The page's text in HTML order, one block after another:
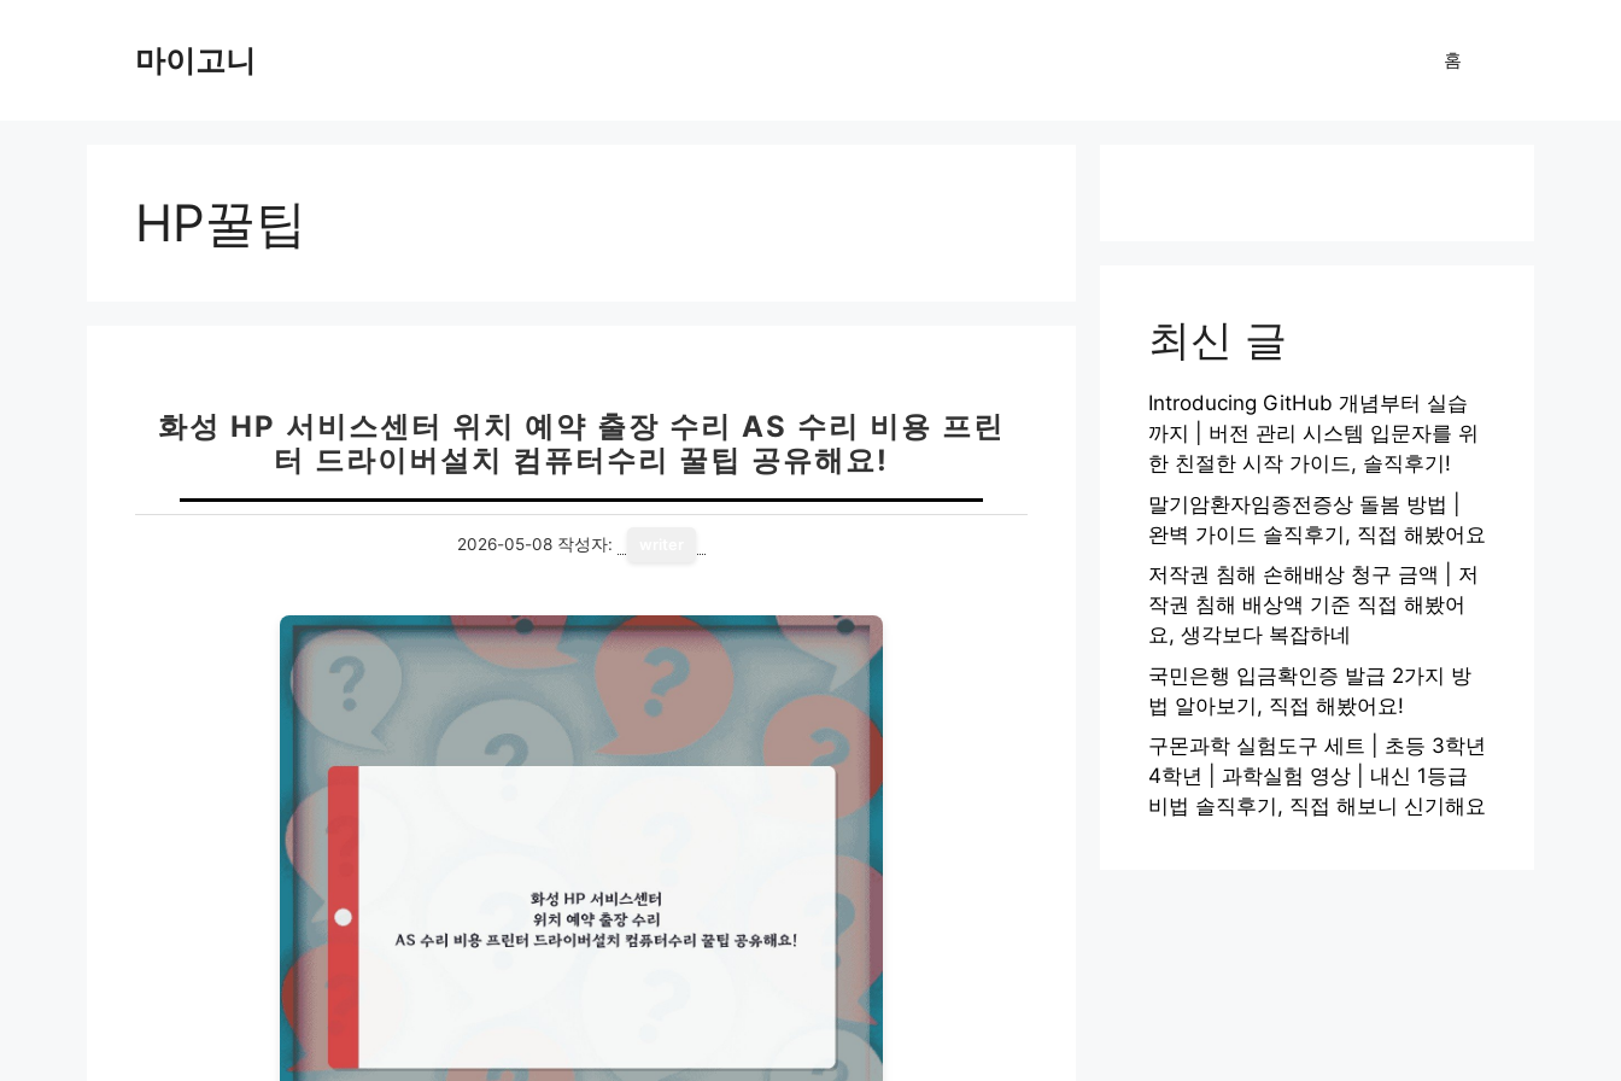
마이고니 홈
HP꿀팁
화성 HP 서비스센터 위치 예약 출장 수리 AS 수리 비용 프린
터 드라이버설치 컴퓨터수리 꿀팁 공유해요!
2026-05-08 작성자:
최신 글
Introducing GitHub 개념부터 실습
까지 | 버전 관리 시스템 입문자를 위
한 친절한 시작 가이드, 솔직후기!
말기암환자임종전증상 돌봄 방법 |
완벽 가이드 솔직후기, 직접 해봤어요
저작권 침해 손해배상 청구 금액 | 저
작권 침해 배상액 기준 직접 해봤어
요, 생각보다 복잡하네
국민은행 입금확인증 발급 2가지 방
법 알아보기, 직접 해봤어요!
구몬과학 실험도구 세트 | 초등 3학년
4학년 | 과학실험 영상 | 내신 1등급
비법 솔직후기, 직접 해보니 신기해요